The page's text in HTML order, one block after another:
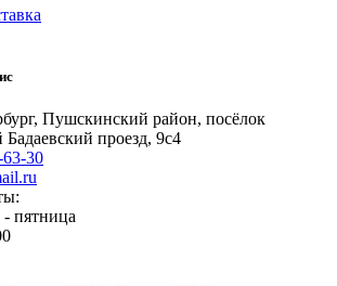
Пушскинский район, посёлок
проезд, 9с4
30
пятница